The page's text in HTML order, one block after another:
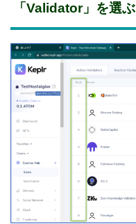
「Validator」を選ぶ